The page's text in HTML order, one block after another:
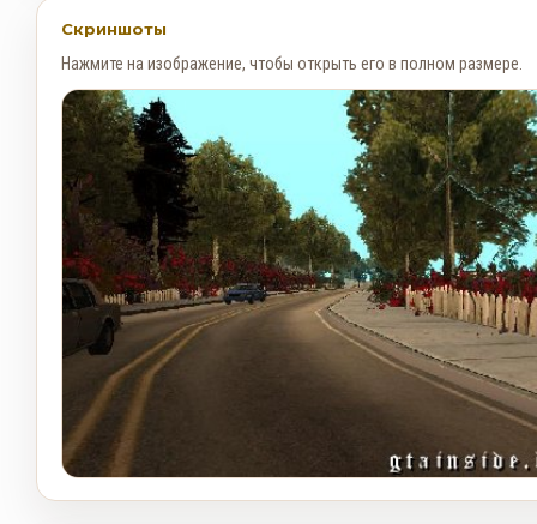
Скриншоты
Нажмите на изображение, чтобы открыть его в полном размере.